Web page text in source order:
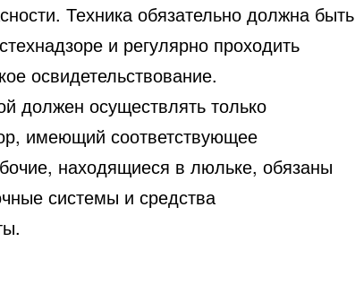
Техника обязательно должна быть
и регулярно проходить
освидетельствование.
должен осуществлять только
имеющий соответствующее
находящиеся в люльке, обязаны
системы и средства